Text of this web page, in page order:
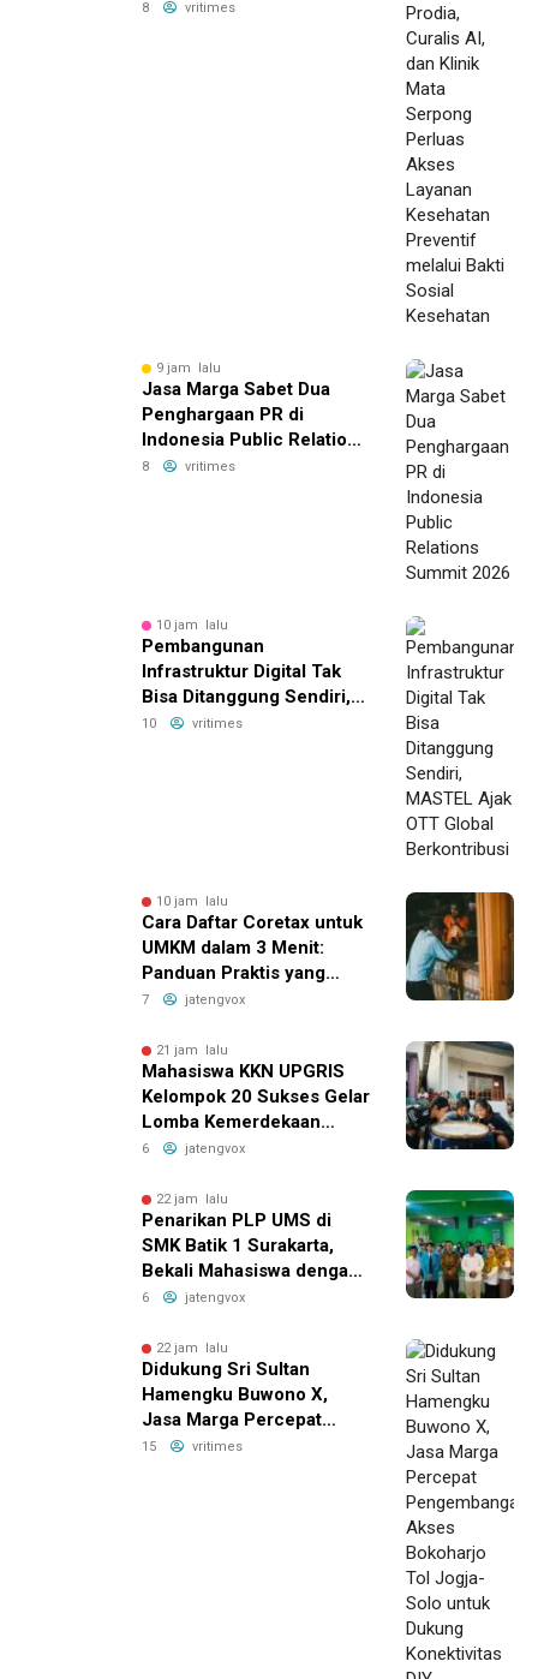
Serpong Perluas Akses
8 vritimes
9 jam lalu
Jasa Marga Sabet Dua
Penghargaan PR di
Indonesia Public Relations
Summit 2026
8 vritimes
10 jam lalu
Pembangunan
Infrastruktur Digital Tak
Bisa Ditanggung Sendiri,
MASTEL Ajak OTT Global
10 vritimes
10 jam lalu
Cara Daftar Coretax untuk
UMKM dalam 3 Menit:
Panduan Praktis yang
Bikin Bisnis Anda Lebih
7 jatengvox
21 jam lalu
Mahasiswa KKN UPGRIS
Kelompok 20 Sukses Gelar
Lomba Kemerdekaan
Penuh Ceria di Kranggan
6 jatengvox
22 jam lalu
Penarikan PLP UMS di
SMK Batik 1 Surakarta,
Bekali Mahasiswa dengan
Pengalaman Nyata Dunia
6 jatengvox
22 jam lalu
Didukung Sri Sultan
Hamengku Buwono X,
Jasa Marga Percepat
Pengembangan Akses
15 vritimes